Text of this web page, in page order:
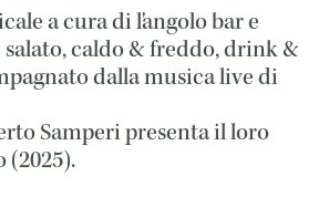
a cura di l'angolo bar e
caldo & freddo, drink &
dalla musica live di
Samperi presenta il loro
(2025).